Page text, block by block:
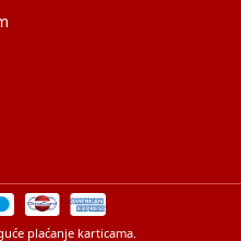
plaćanje karticama.